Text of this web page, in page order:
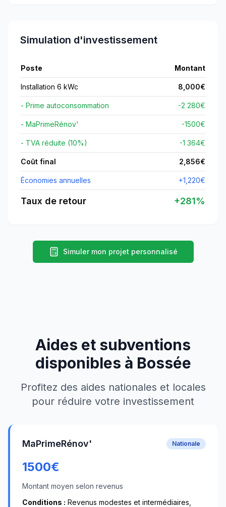
Simulation d'investissement
Poste Montant
Installation 6 kWc 8,000€
- Prime autoconsommation -2 280€
- MaPrimeRénov' -1500€
- TVA réduite (10%) -1 364€
Coût final 2,856€
Économies annuelles +1,220€
Taux de retour +281%
Simuler mon projet personnalisé
Aides et subventions
disponibles à Bossée
Profitez des aides nationales et locales
pour réduire votre investissement
MaPrimeRénov' Nationale
1500€
Montant moyen selon revenus
Conditions : Revenus modestes et intermédiaires,